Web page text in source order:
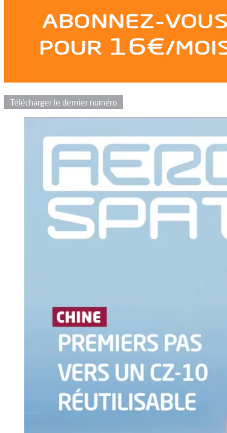
Télécharger le dernier numéro